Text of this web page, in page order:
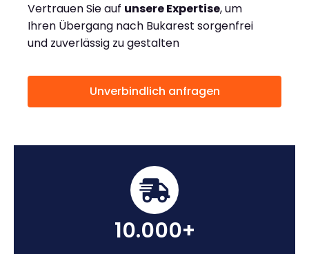
Vertrauen Sie auf unsere Expertise, um
Ihren Übergang nach Bukarest sorgenfrei
und zuverlässig zu gestalten
Unverbindlich anfragen
10.000+